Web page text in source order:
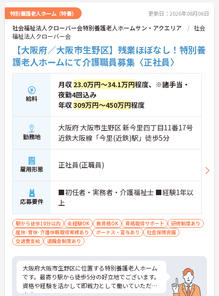
特別養護老人ホーム（特養） 更新日：2026年08月06日
社会福祉法人クローバー会特別養護老人ホームサン・アクエリア
社会
福祉法人クローバー会
【大阪府／大阪市生野区】残業ほぼなし！特別養
護老人ホームにて介護職員募集〈正社員〉
給料
月収 23.0万円～34.1万円程度、※諸手当・
夜勤4回込み
年収309万円～450万円程度
勤務地
大阪府 大阪市生野区 新今里四丁目11番17号
近鉄大阪線「今里(近鉄)駅」徒歩5分
雇用形態 正社員(正職員)
応募要件
■初任者・実務者・介護福祉士 ■経験1年以
上
駅から徒歩10分以内 未経験OK 無資格OK 資格取得サポート
研修制度あり
産休･育休･介護休暇取得実績あり
ボーナス・賞与あり
社会保険完備
交通費支給
退職金制度あり
大阪府大阪市生野区に位置する特別養護老人ホーム
です。最寄り駅から徒歩5分の好立地でございます。
資格や経験を活かして即戦力として働いていただけ